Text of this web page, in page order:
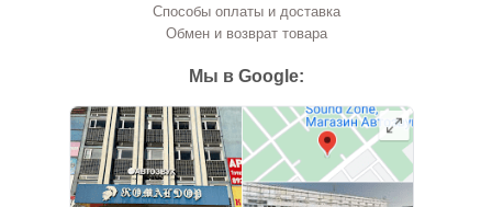
Способы оплаты и доставка
Обмен и возврат товара
Мы в Google: